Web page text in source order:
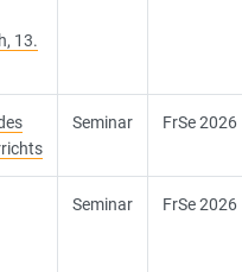
13.
Seminar FrSe 2026
Seminar FrSe 2026